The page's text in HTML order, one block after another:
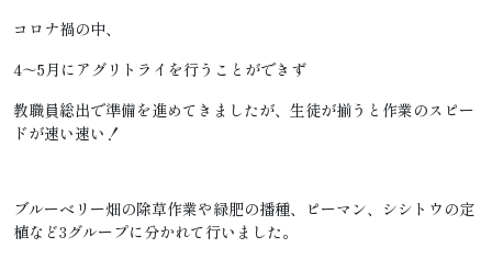
コロナ禍の中、
4～5月にアグリトライを行うことができず
教職員総出で準備を進めてきましたが、生徒が揃うと作業のスピー
ドが速い速い！
ブルーベリー畑の除草作業や緑肥の播種、ピーマン、シシトウの定
植など3グループに分かれて行いました。